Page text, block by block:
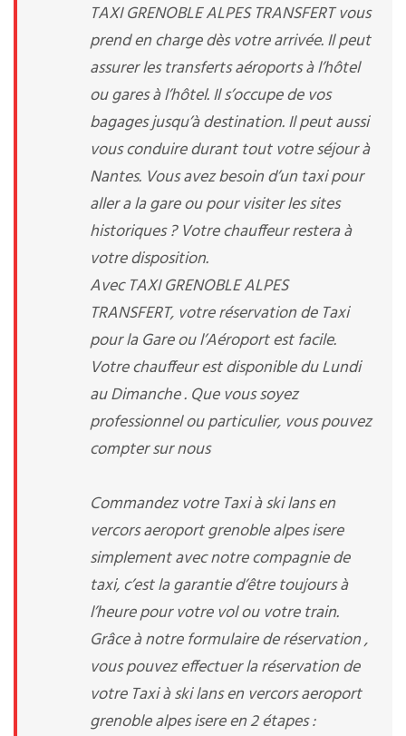
TAXI GRENOBLE ALPES TRANSFERT vous
prend en charge dès votre arrivée. Il peut
assurer les transferts aéroports à l’hôtel
ou gares à l’hôtel. Il s’occupe de vos
bagages jusqu’à destination. Il peut aussi
vous conduire durant tout votre séjour à
Nantes. Vous avez besoin d’un taxi pour
aller a la gare ou pour visiter les sites
historiques ? Votre chauffeur restera à
votre disposition.
Avec TAXI GRENOBLE ALPES
TRANSFERT, votre réservation de Taxi
pour la Gare ou l’Aéroport est facile.
Votre chauffeur est disponible du Lundi
au Dimanche . Que vous soyez
professionnel ou particulier, vous pouvez
compter sur nous
Commandez votre Taxi à ski lans en
vercors aeroport grenoble alpes isere
simplement avec notre compagnie de
taxi, c’est la garantie d’être toujours à
l’heure pour votre vol ou votre train.
Grâce à notre formulaire de réservation ,
vous pouvez effectuer la réservation de
votre Taxi à ski lans en vercors aeroport
grenoble alpes isere en 2 étapes :